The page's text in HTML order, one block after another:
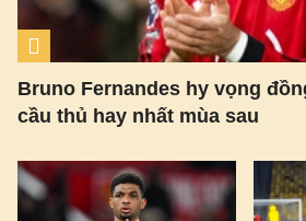
Bruno Fernandes hy vọng
cầu thủ hay nhất mùa sau